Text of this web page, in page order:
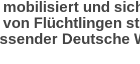
mobilisiert und
Flüchtlingen
Deutsche